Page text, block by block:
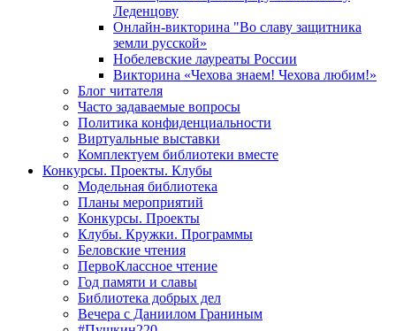
Леденцову
Онлайн-викторина "Во славу защитника
земли русской»
Нобелевские лауреаты России
Викторина «Чехова знаем! Чехова любим!»
Блог читателя
Часто задаваемые вопросы
Политика конфиденциальности
Виртуальные выставки
Комплектуем библиотеки вместе
Конкурсы. Проекты. Клубы
Модельная библиотека
Планы мероприятий
Конкурсы. Проекты
Клубы. Кружки. Программы
Беловские чтения
ПервоКлассное чтение
Год памяти и славы
Библиотека добрых дел
Вечера с Даниилом Граниным